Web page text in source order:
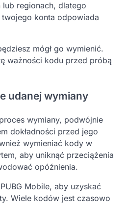
regionach, dlatego
konta odpowiada
mógł go wymienić.
ważności kodu przed próbą
udanej wymiany
wymiany, podwójnie
dokładności przed jego
wymieniać kody w
aby uniknąć przeciążenia
opóźnienia.
Mobile, aby uzyskać
Wiele kodów jest czasowo